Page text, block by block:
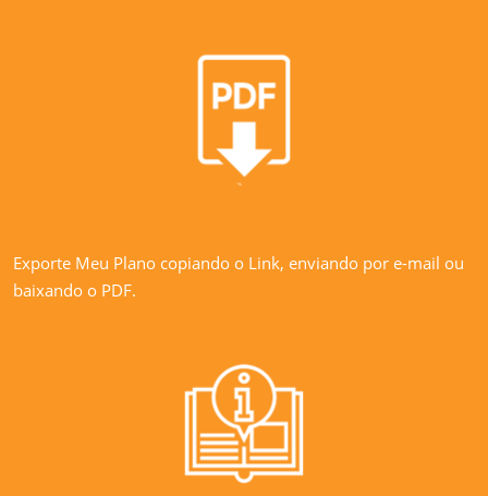
Exporte Meu Plano copiando o Link, enviando por e-mail ou
baixando o PDF.